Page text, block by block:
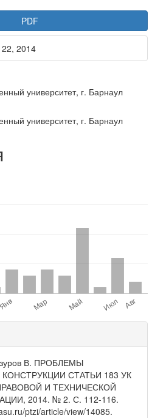
PDF
2014
университет, г. Барнаул
университет, г. Барнаул
В. ПРОБЛЕМЫ
СТАТЬИ 183 УК
И ТЕХНИЧЕСКОЙ
2014. № 2. С. 112-116.
ptzi/article/view/14085.